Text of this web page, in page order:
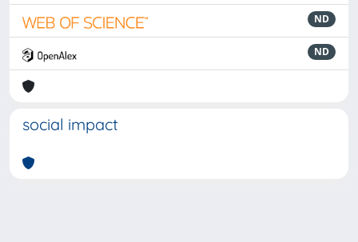
ND
ND
social impact